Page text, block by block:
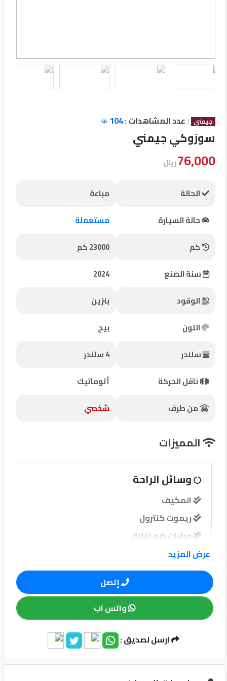
English
مستثمري
المعارض
مميزة
إتصل
بنا
المنتدى
كيو
نمبر
كيو
كارز
كيو
ماركت
الدليل
القطري
2020
©
جيمني | عدد المشاهدات :104
سوزوكي جيمني
76,000ريال
الحالة
مباعة
حالة السيارة
مستعملة
كم
23000 كم
سنة الصنع
2024
الوقود
بنزين
اللون
بيج
سلندر
4 سلندر
ناقل الحركة
أتوماتيك
من طرف
شخصي
المميزات
وسائل الراحة
المكيف
ريموت كنترول
مرايات ضم إغلاق
نوافذ
نوافذ كهربائية امامية
عرض المزيد
إتصل
واتس اب
ارسل لصديق :